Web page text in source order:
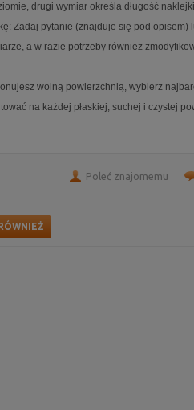
drugi wymiar określa długość
Zadaj pytanie (znajduje się pod opisem)
a w razie potrzeby również
wolną powierzchnią, wybierz
na każdej płaskiej, suchej i czystej
Poleć znajomemu